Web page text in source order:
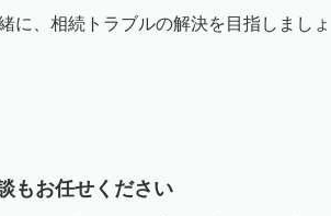
に、相続トラブルの解決を目指しましょ
もお任せください